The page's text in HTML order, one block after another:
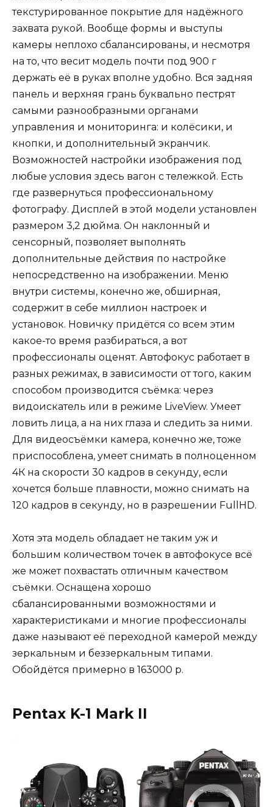
текстурированное покрытие для надёжного
захвата рукой. Вообще формы и выступы
камеры неплохо сбалансированы, и несмотря
на то, что весит модель почти под 900 г
держать её в руках вполне удобно. Вся задняя
панель и верхняя грань буквально пестрят
самыми разнообразными органами
управления и мониторинга: и колёсики, и
кнопки, и дополнительный экранчик.
Возможностей настройки изображения под
любые условия здесь вагон с тележкой. Есть
где развернуться профессиональному
фотографу. Дисплей в этой модели установлен
размером 3,2 дюйма. Он наклонный и
сенсорный, позволяет выполнять
дополнительные действия по настройке
непосредственно на изображении. Меню
внутри системы, конечно же, обширная,
содержит в себе миллион настроек и
установок. Новичку придётся со всем этим
какое-то время разбираться, а вот
профессионалы оценят. Автофокус работает в
разных режимах, в зависимости от того, каким
способом производится съёмка: через
видоискатель или в режиме LiveView. Умеет
ловить лица, а на них глаза и следить за ними.
Для видеосъёмки камера, конечно же, тоже
приспособлена, умеет снимать в полноценном
4К на скорости 30 кадров в секунду, если
хочется больше плавности, можно снимать на
120 кадров в секунду, но в разрешении FullHD.
Хотя эта модель обладает не таким уж и
большим количеством точек в автофокусе всё
же может похвастать отличным качеством
съёмки. Оснащена хорошо
сбалансированными возможностями и
характеристиками и многие профессионалы
даже называют её переходной камерой между
зеркальным и беззеркальным типами.
Обойдётся примерно в 163000 р.
Pentax K-1 Mark II